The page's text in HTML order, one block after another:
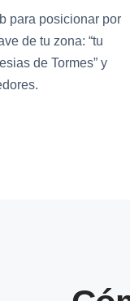
para posicionar por
de tu zona: “tu
de Tormes” y